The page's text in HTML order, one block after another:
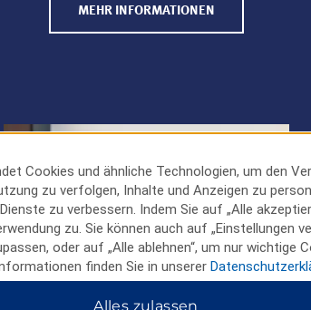
MEHR INFORMATIONEN
Cookies und ähnliche Technologien, um den
zu verfolgen, Inhalte und Anzeigen zu
zu verbessern. Indem Sie auf „Alle
zu. Sie können auch auf „Einstellungen
oder auf „Alle ablehnen“, um nur wichtige
finden Sie in unserer
Alles zulassen